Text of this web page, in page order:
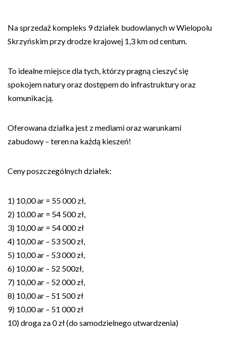
Na sprzedaż kompleks 9 działek budowlanych w Wielopolu
Skrzyńskim przy drodze krajowej 1,3 km od centum.
To idealne miejsce dla tych, którzy pragną cieszyć się
spokojem natury oraz dostępem do infrastruktury oraz
komunikacją.
Oferowana działka jest z mediami oraz warunkami
zabudowy – teren na każdą kieszeń!
Ceny poszczególnych działek:
1) 10,00 ar = 55 000 zł,
2) 10,00 ar = 54 500 zł,
3) 10,00 ar = 54 000 zł
4) 10,00 ar – 53 500 zł,
5) 10,00 ar – 53 000 zł,
6) 10,00 ar – 52 500zł,
7) 10,00 ar – 52 000 zł,
8) 10,00 ar – 51 500 zł
9) 10,00 ar – 51 000 zł
10) droga za 0 zł (do samodzielnego utwardzenia)